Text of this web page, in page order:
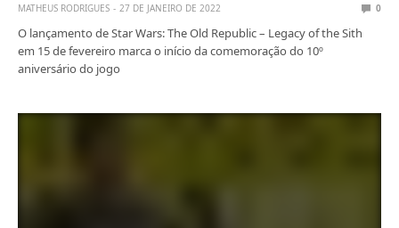
MATHEUS RODRIGUES 27 DE JANEIRO DE 2022 0
O lançamento de Star Wars: The Old Republic – Legacy of the Sith
em 15 de fevereiro marca o início da comemoração do 10º
aniversário do jogo